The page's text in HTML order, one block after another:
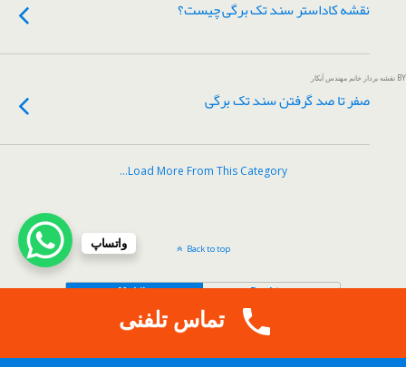
نقشه کاداستر سند تک برگی چیست؟
BY نقشه بردار خانم مهندس آبکار
صفر تا صد گرفتن سند تک برگی
Load More From This Category…
Back to top
Mobile Desktop
Tech Tips CopyProtect Wordpress Blogs
واتساپ
تماس تلفنی